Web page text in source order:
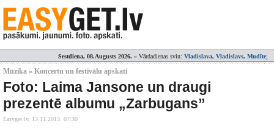
Sestdiena, 08.Augusts 2026. » Vārdadienas svin: Vladislava, Vladislavs, Mudīte;
Mūzika » Koncertu un festivālu apskati
Foto: Laima Jansone un draugi
prezentē albumu „Zarbugans”
Easyget.lv, 13.11.2013. 07:30